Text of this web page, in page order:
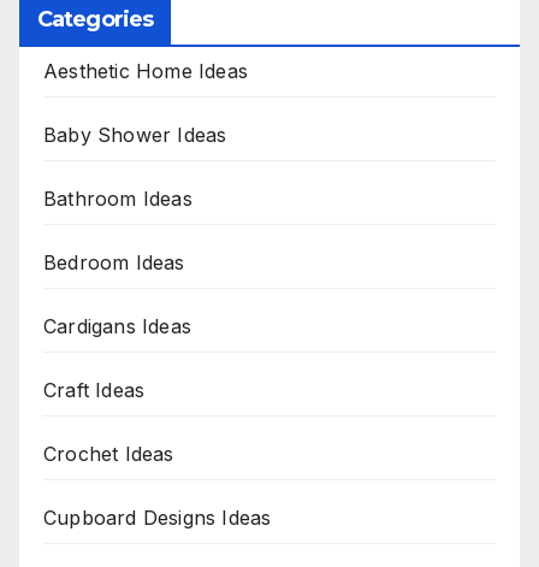
Categories
Aesthetic Home Ideas
Baby Shower Ideas
Bathroom Ideas
Bedroom Ideas
Cardigans Ideas
Craft Ideas
Crochet Ideas
Cupboard Designs Ideas